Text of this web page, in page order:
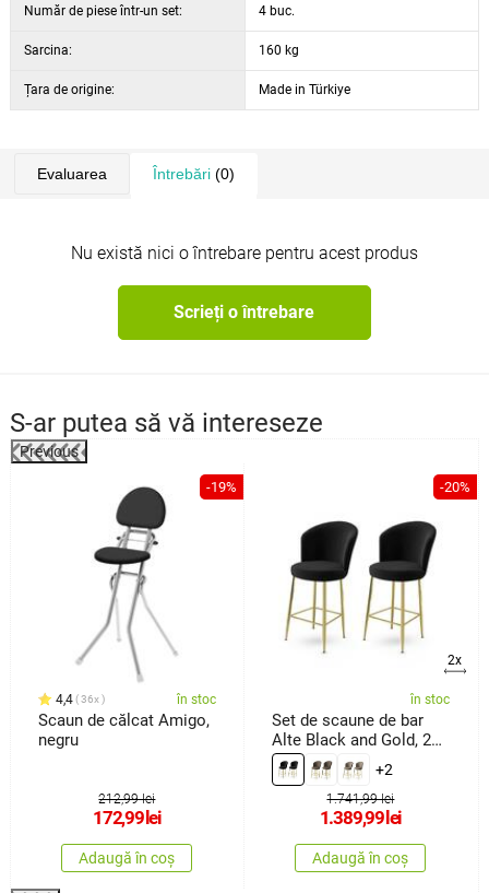
Număr de piese într-un set: 4 buc.
Sarcina: 160 kg
Țara de origine: Made in Türkiye
Evaluarea Întrebări(0)
Nu există nici o întrebare pentru acest produs
Scrieți o întrebare
S-ar putea să vă intereseze
Previous
-19%
4,4 36x în stoc
Scaun de călcat Amigo,
negru
212,99 lei
172,99 lei
Adaugă în coș
-20%
2x
în stoc
Set de scaune de bar
Alte Black and Gold, 2
buc.
+2
1.741,99 lei
1.389,99 lei
Adaugă în coș